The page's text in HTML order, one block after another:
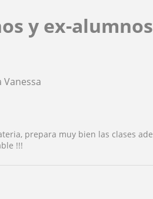
y ex-
prepara muy bien las clases
!!!